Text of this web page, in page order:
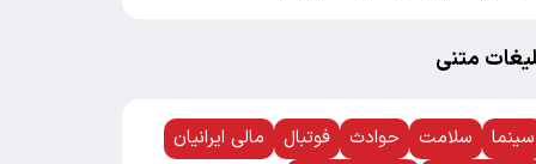
متنی
سینما سلامت حوادث فوتبال مالی ایرانیان